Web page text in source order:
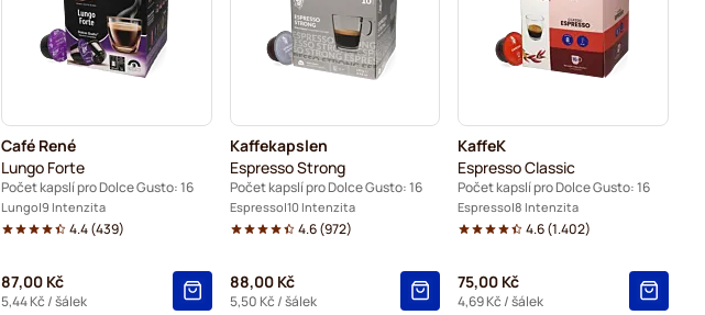
Starbucks® kapsle pro Dolce Gusto Kaffekapslen kávové kapsle pro Dolce Gusto
Starbucks® Grande kávové kapsle pro Dolce Gusto
Café René
Lungo Forte
Počet kapslí pro Dolce Gusto: 16
Lungo 9 Intenzita
4.4(439)
87,00 Kč
5,44 Kč / šálek
Kaffekapslen
Espresso Strong
Počet kapslí pro Dolce Gusto: 16
Espresso 10 Intenzita
4.6(972)
88,00 Kč
5,50 Kč / šálek
KaffeK
Espresso Classic
Počet kapslí pro Dolce Gusto: 16
Espresso 8 Intenzita
4.6(1.402)
75,00 Kč
4,69 Kč / šálek